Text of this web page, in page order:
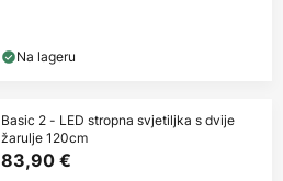
Na lageru
Basic 2 - LED stropna svjetiljka s dvije
žarulje 120cm
83,90 €